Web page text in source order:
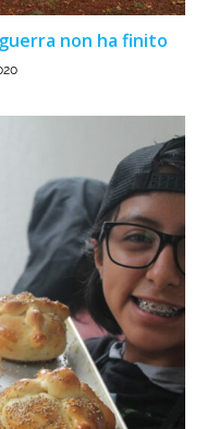
non ha finito